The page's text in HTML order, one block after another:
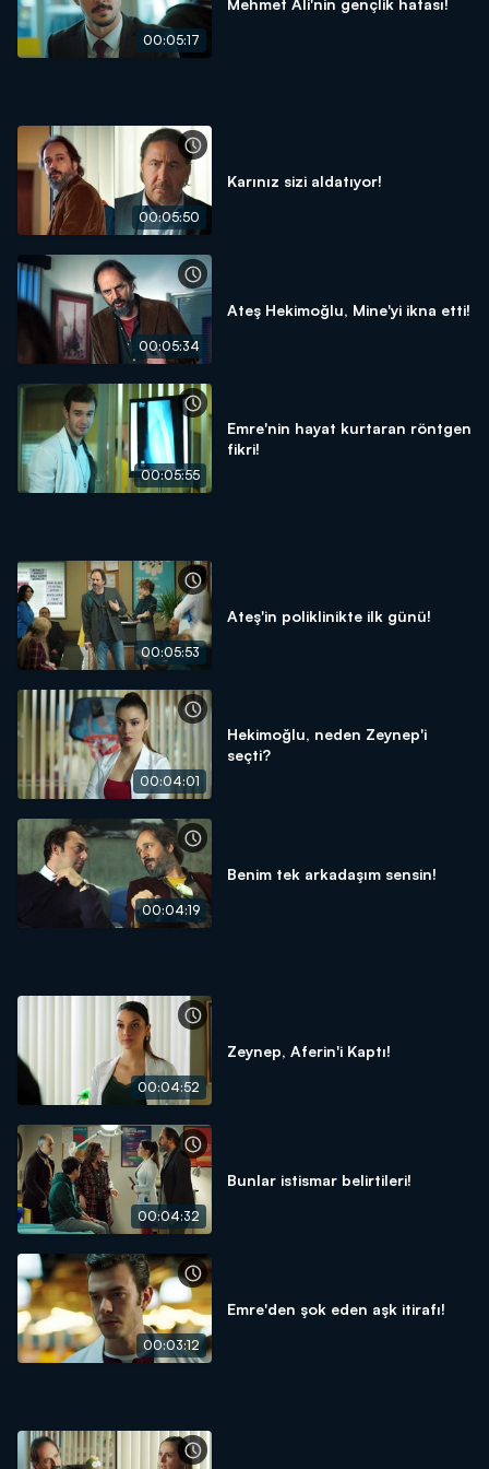
00:05:17
00:05:50
Karınız sizi aldatıyor!
00:05:34
Ateş Hekimoğlu, Mine'yi ikna etti!
00:05:55
Emre'nin hayat kurtaran röntgen
fikri!
00:05:53
Ateş'in poliklinikte ilk günü!
00:04:01
Hekimoğlu, neden Zeynep'i
seçti?
00:04:19
Benim tek arkadaşım sensin!
00:04:52
Zeynep, Aferin'i Kaptı!
00:04:32
Bunlar istismar belirtileri!
00:03:12
Emre'den şok eden aşk itirafı!